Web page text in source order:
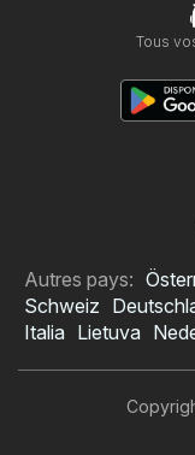
Tous
Autres pays:
Schweiz
Italia Lietuva